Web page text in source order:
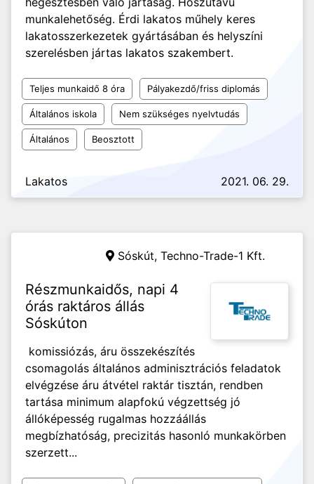
munkalehetőség. Érdi lakatos műhely keres
lakatosszerkezetek gyártásában és helyszíni
szerelésben jártas lakatos szakembert.
Teljes munkaidő 8 óra Pályakezdő/friss diplomás
Általános iskola Nem szükséges nyelvtudás
Általános Beosztott
Lakatos 2021. 06. 29.
Sóskút, Techno-Trade-1 Kft.
Részmunkaidős, napi 4
órás raktáros állás
Sóskúton
komissiózás, áru összekészítés
csomagolás általános adminisztrációs feladatok
elvégzése áru átvétel raktár tisztán, rendben
tartása minimum alapfokú végzettség jó
állóképesség rugalmas hozzáállás
megbízhatóság, precizitás hasonló munkakörben
szerzett...